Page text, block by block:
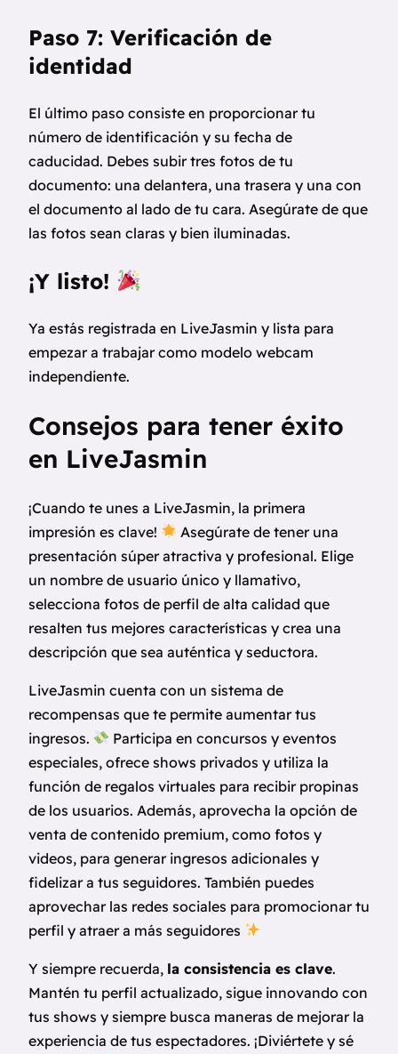
Paso 7: Verificación de
identidad
El último paso consiste en proporcionar tu
número de identificación y su fecha de
caducidad. Debes subir tres fotos de tu
documento: una delantera, una trasera y una con
el documento al lado de tu cara. Asegúrate de que
las fotos sean claras y bien iluminadas.
¡Y listo!
Ya estás registrada en LiveJasmin y lista para
empezar a trabajar como modelo webcam
independiente.
Consejos para tener éxito
en LiveJasmin
¡Cuando te unes a LiveJasmin, la primera
impresión es clave!
Asegúrate de tener una
presentación súper atractiva y profesional. Elige
un nombre de usuario único y llamativo,
selecciona fotos de perfil de alta calidad que
resalten tus mejores características y crea una
descripción que sea auténtica y seductora.
LiveJasmin cuenta con un sistema de
recompensas que te permite aumentar tus
ingresos.
Participa en concursos y eventos
especiales, ofrece shows privados y utiliza la
función de regalos virtuales para recibir propinas
de los usuarios. Además, aprovecha la opción de
venta de contenido premium, como fotos y
videos, para generar ingresos adicionales y
fidelizar a tus seguidores. También puedes
aprovechar las redes sociales para promocionar tu
perfil y atraer a más seguidores
Y siempre recuerda, la consistencia es clave.
Mantén tu perfil actualizado, sigue innovando con
tus shows y siempre busca maneras de mejorar la
experiencia de tus espectadores. ¡Diviértete y sé